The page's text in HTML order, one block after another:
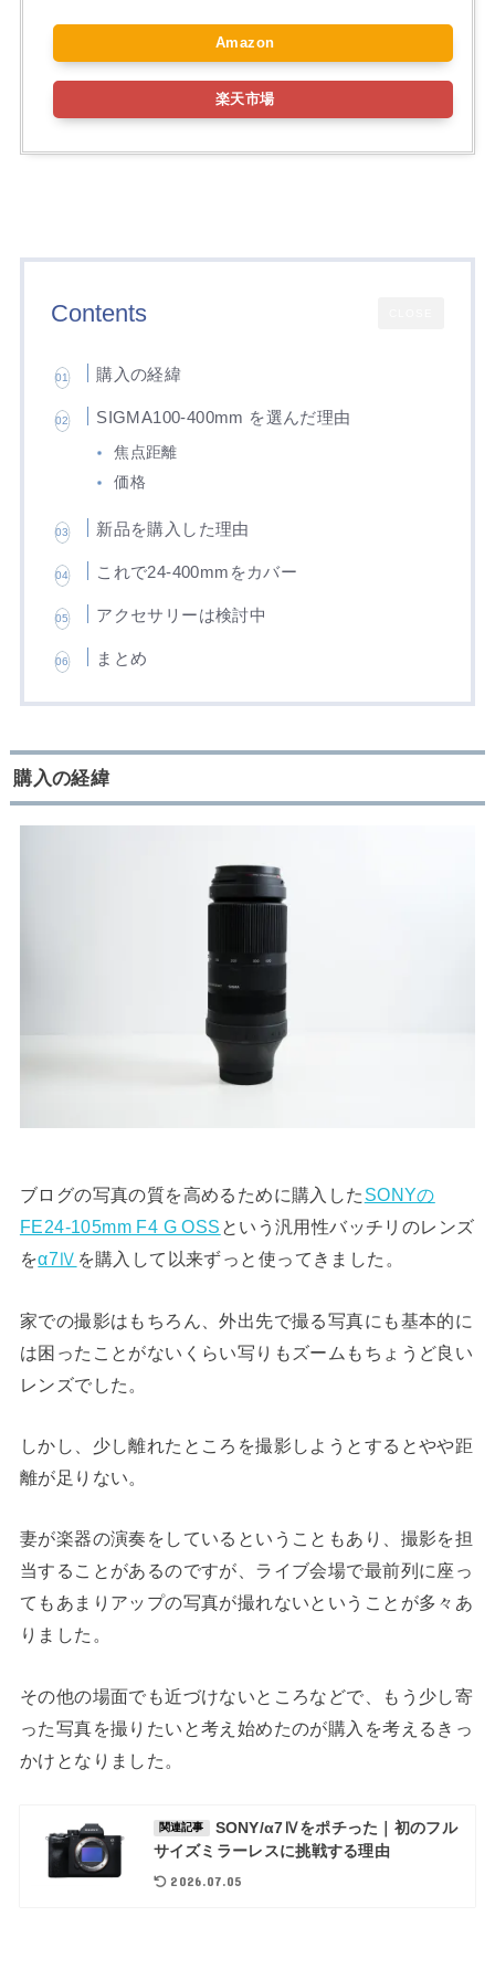
Amazon
楽天市場
Contents
購入の経緯
SIGMA100-400mm を選んだ理由
焦点距離
価格
新品を購入した理由
これで24-400mmをカバー
アクセサリーは検討中
まとめ
購入の経緯
ブログの写真の質を高めるために購入した SONYの
FE24-105mm F4 G OSS という汎用性バッチリのレンズ
をα7Ⅳ を購入して以来ずっと使ってきました。
家での撮影はもちろん、外出先で撮る写真にも基本的に
は困ったことがないくらい写りもズームもちょうど良い
レンズでした。
しかし、少し離れたところを撮影しようとするとやや距
離が足りない。
妻が楽器の演奏をしているということもあり、撮影を担
当することがあるのですが、ライブ会場で最前列に座っ
てもあまりアップの写真が撮れないということが多々あ
りました。
その他の場面でも近づけないところなどで、もう少し寄
った写真を撮りたいと考え始めたのが購入を考えるきっ
かけとなりました。
関連記事
SONY/α7Ⅳをポチった｜初のフル
サイズミラーレスに挑戦する理由
2026.07.05